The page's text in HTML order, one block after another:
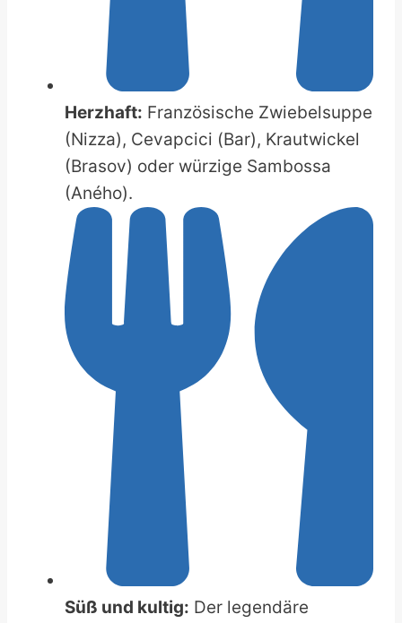
Herzhaft: Französische Zwiebelsuppe
(Nizza), Cevapcici (Bar), Krautwickel
(Brasov) oder würzige Sambossa
(Aného).
Süß und kultig: Der legendäre